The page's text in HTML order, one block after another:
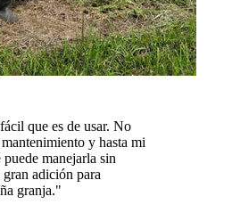
que es de usar. No
y hasta mi
manejarla sin
adición para
granja."